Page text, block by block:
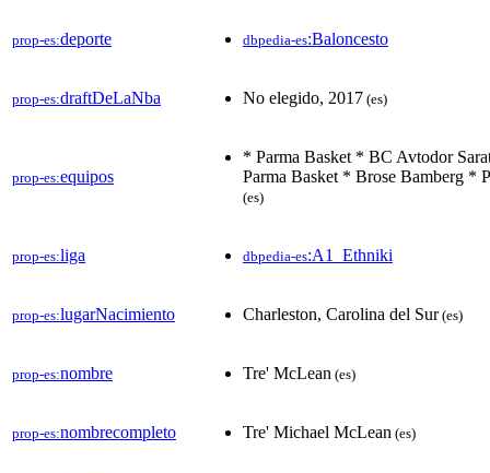
prop-es:deporte dbpedia-es:Baloncesto
prop-es:draftDeLaNba No elegido, 2017 (es)
prop-es:equipos
* Parma Basket * BC Avtodor
Parma Basket * Brose Bamberg *
(es)
prop-es:liga dbpedia-es:A1_Ethniki
prop-es:lugarNacimiento Charleston, Carolina del Sur(es)
prop-es:nombre Tre' McLean (es)
prop-es:nombrecompleto Tre' Michael McLean (es)